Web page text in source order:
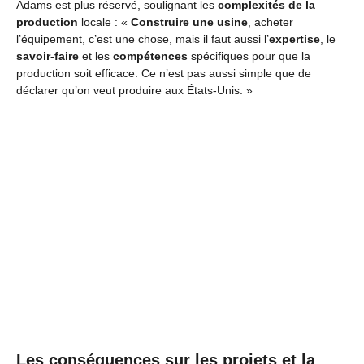
Adams est plus réservé, soulignant les complexités de la
production locale : « Construire une usine , acheter
l’équipement, c’est une chose, mais il faut aussi l’expertise , le
savoir-faire et les compétences spécifiques pour que la
production soit efficace. Ce n’est pas aussi simple que de
déclarer qu’on veut produire aux États-Unis. »
Les conséquences sur les projets et la